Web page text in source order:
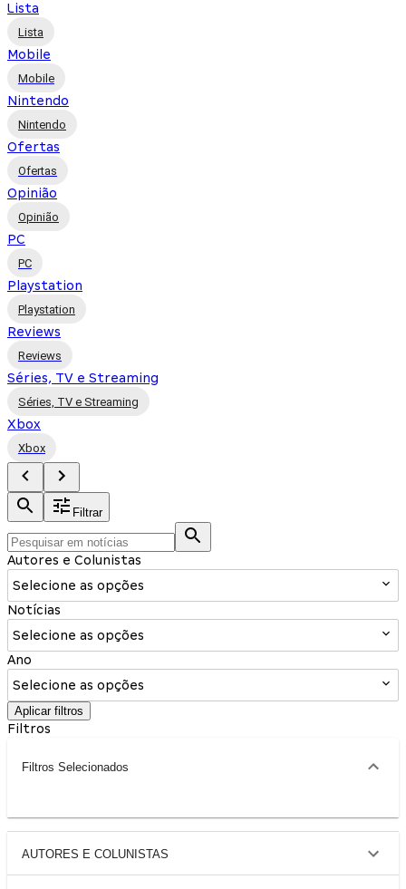
Lista
Lista
Mobile
Mobile
Nintendo
Nintendo
Ofertas
Ofertas
Opinião
Opinião
PC
PC
Playstation
Playstation
Reviews
Reviews
Séries, TV e Streaming
Séries, TV e Streaming
Xbox
Xbox
Filtrar
Autores e Colunistas
Selecione as opções
Notícias
Selecione as opções
Ano
Selecione as opções
Aplicar filtros
Filtros
Filtros Selecionados
AUTORES E COLUNISTAS